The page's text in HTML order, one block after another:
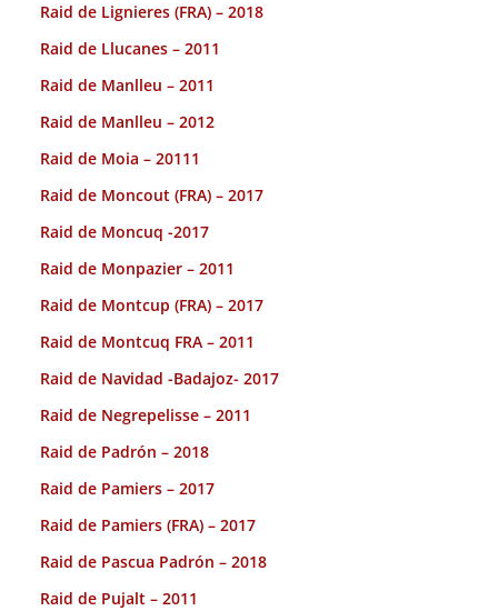
Raid de Lignieres (FRA) – 2018
Raid de Llucanes – 2011
Raid de Manlleu – 2011
Raid de Manlleu – 2012
Raid de Moia – 20111
Raid de Moncout (FRA) – 2017
Raid de Moncuq -2017
Raid de Monpazier – 2011
Raid de Montcup (FRA) – 2017
Raid de Montcuq FRA – 2011
Raid de Navidad -Badajoz- 2017
Raid de Negrepelisse – 2011
Raid de Padrón – 2018
Raid de Pamiers – 2017
Raid de Pamiers (FRA) – 2017
Raid de Pascua Padrón – 2018
Raid de Pujalt – 2011